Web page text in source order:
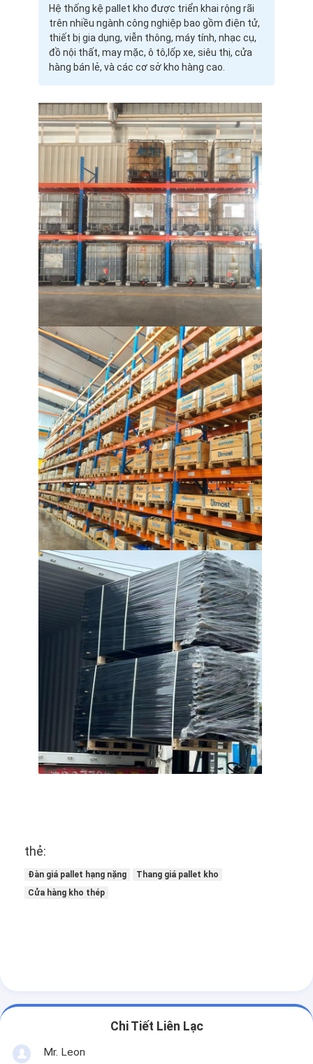
Về chúng tôi
Tham quan nhà máy
Kiểm soát chất lượng
Liên hệ
Tin tức
Các vụ án
Yêu cầu báo giá
Cầm kệ pallet kho
Giá lưu trữ kho
Giá đỡ công xôn
Giá đỡ đẩy lùi
Lái xe trong kệ
Cửa sổ xe không gian
Giá đỡ lối đi rất hẹp
Giá đỡ lửng
nền tảng kết cấu thép
Hdpe nhựa pallet
Pallet nhôm
hộp pallet kim loại
Chuồng lưới sợi
Hệ thống kệ pallet kho được triển khai rộng rãi
trên nhiều ngành công nghiệp bao gồm điện tử,
thiết bị gia dụng, viễn thông, máy tính, nhạc cụ,
đồ nội thất, may mặc, ô tô,lốp xe, siêu thị, cửa
hàng bán lẻ, và các cơ sở kho hàng cao.
thẻ:
Đàn giá pallet hạng nặng
Thang giá pallet kho
Cửa hàng kho thép
Chi Tiết Liên Lạc
Mr. Leon